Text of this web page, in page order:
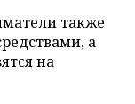
также
а
на